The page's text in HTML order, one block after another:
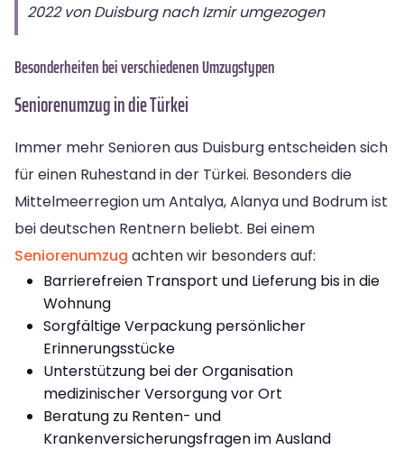
2022 von Duisburg nach Izmir umgezogen
Besonderheiten bei verschiedenen Umzugstypen
Seniorenumzug in die Türkei
Immer mehr Senioren aus Duisburg entscheiden sich
für einen Ruhestand in der Türkei. Besonders die
Mittelmeerregion um Antalya, Alanya und Bodrum ist
bei deutschen Rentnern beliebt. Bei einem
Seniorenumzug achten wir besonders auf:
Barrierefreien Transport und Lieferung bis in die
Wohnung
Sorgfältige Verpackung persönlicher
Erinnerungsstücke
Unterstützung bei der Organisation
medizinischer Versorgung vor Ort
Beratung zu Renten- und
Krankenversicherungsfragen im Ausland